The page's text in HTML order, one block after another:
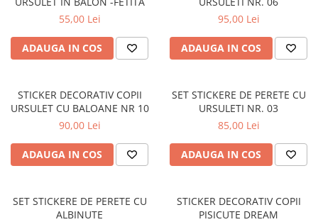
HONDA
KIA
MAZDA
OPEL
SEAT
55,00 Lei
ADAUGA IN COS
95,00 Lei
ADAUGA IN COS
STICKER DECORATIV COPII
URSULET CU BALOANE NR 10
90,00 Lei
ADAUGA IN COS
SET STICKERE DE PERETE CU
URSULETI NR. 03
85,00 Lei
ADAUGA IN COS
SET STICKERE DE PERETE CU
ALBINUTE
STICKER DECORATIV COPII
PISICUTE DREAM